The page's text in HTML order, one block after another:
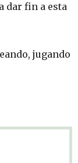
dar fin a esta
jugando